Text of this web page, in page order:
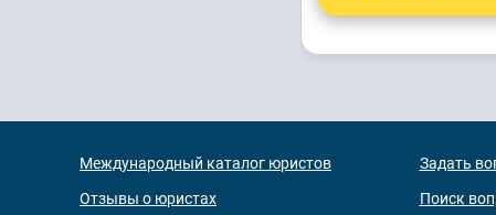
Международный каталог юристов
Отзывы о юристах
Задать
Поиск